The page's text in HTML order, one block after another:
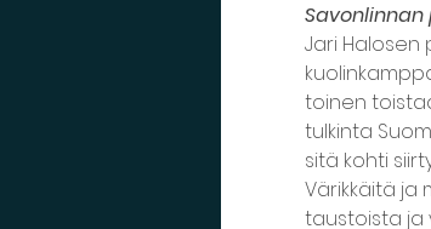
Savonlinnan
Jari Halosen
toinen
tulkinta
sitä kohti
Värikkäitä ja
taustoista ja